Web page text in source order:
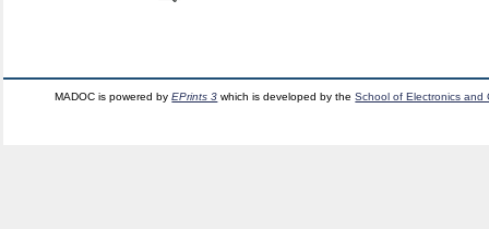
MADOC is powered byEPrints 3 which is developed by theSchool of Electronics and